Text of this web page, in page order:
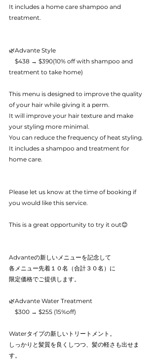
It includes a home care shampoo and
treatment.
🌿Advante Style
$438 → $390(10% off with shampoo and
treatment to take home)
This menu is designed to improve the quality
of your hair while giving it a perm.
It will improve your hair texture and make
your styling more minimal.
You can reduce the frequency of heat styling.
It includes a shampoo and treatment for
home care.
Please let us know at the time of booking if
you would like this service.
This is a great opportunity to try it out😊
Advanteの新しいメニューを記念して
各メニュー先着１０名（合計３０名）に
限定価格でご提供します。
🌿Advante Water Treatment
$300 → $255 (15%off)
Waterタイプの新しいトリートメント。
しっかりと髪質を良くしつつ、髪の軽さも出せま
す。